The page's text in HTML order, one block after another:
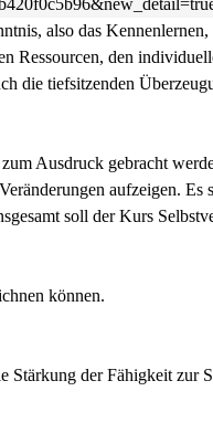
also das Kennenlernen,
Ressourcen, den
die tiefsitzenden
Ausdruck gebracht
aufzeigen. Es
soll der Kurs
können.
Stärkung der Fähigkeit zur